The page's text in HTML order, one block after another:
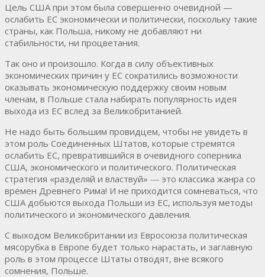
Цель США при этом была совершенно очевидной —
ослабить ЕС экономически и политически, поскольку такие
страны, как Польша, никому не добавляют ни
стабильности, ни процветания.
Так оно и произошло. Когда в силу объективных
экономических причин у ЕС сократились возможности
оказывать экономическую поддержку своим новым
членам, в Польше стала набирать популярность идея
выхода из ЕС вслед за Великобританией.
Не надо быть большим провидцем, чтобы не увидеть в
этом роль Соединенных Штатов, которые стремятся
ослабить ЕС, превратившийся в очевидного соперника
США, экономического и политического. Политическая
стратегия «разделяй и властвуй» ― это классика жанра со
времен Древнего Рима! И не приходится сомневаться, что
США добьются выхода Польши из ЕС, используя методы
политического и экономического давления.
С выходом Великобритании из Евросоюза политическая
мясорубка в Европе будет только нарастать, и заглавную
роль в этом процессе Штаты отводят, вне всякого
сомнения, Польше.